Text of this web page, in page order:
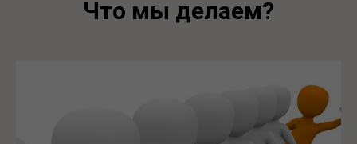
Что мы делаем?